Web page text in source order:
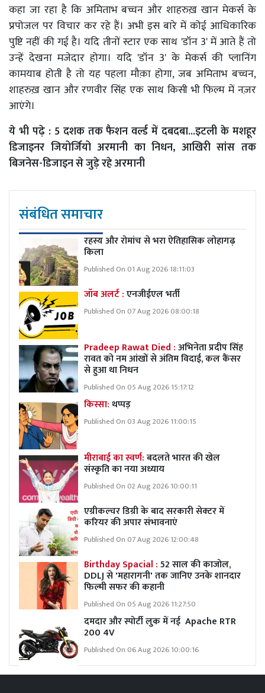
कहा जा रहा है कि अमिताभ बच्चन और शाहरुख़ खान मेकर्स के
प्रपोजल पर विचार कर रहे हैं। अभी इस बारे में कोई आधिकारिक
पुष्टि नहीं की गई है। यदि तीनों स्टार एक साथ 'डॉन 3' में आते हैं तो
उन्हें देखना मजेदार होगा। यदि 'डॉन 3' के मेकर्स की प्लानिंग
कामयाब होती है तो यह पहला मौक़ा होगा, जब अमिताभ बच्चन,
शाहरुख़ खान और रणवीर सिंह एक साथ किसी भी फिल्म में नज़र
आएंगे।
ये भी पढ़े : 5 दशक तक फैशन वर्ल्ड में दबदबा...इटली के मशहूर
डिजाइनर जियोर्जियो अरमानी का निधन, आखिरी सांस तक
बिजनेस-डिजाइन से जुड़े रहे अरमानी
संबंधित समाचार
रहस्य और रोमांच से भरा ऐतिहासिक लोहागढ़
किला
Published On 01 Aug 2026 18:11:03
जॉब अलर्ट :एनजीईएल भर्ती
Published On 07 Aug 2026 08:00:18
Pradeep Rawat Died :अभिनेता प्रदीप सिंह
रावत को नम आंखों से अंतिम विदाई, कल कैंसर
से हुआ था निधन
Published On 05 Aug 2026 15:17:12
किस्सा:थप्पड़
Published On 03 Aug 2026 11:00:15
मीराबाई का स्वर्ण:बदलते भारत की खेल
संस्कृति का नया अध्याय
Published On 02 Aug 2026 10:00:11
एग्रीकल्चर डिग्री के बाद सरकारी सेक्टर में
करियर की अपार संभावनाएं
Published On 07 Aug 2026 12:00:48
Birthday Spacial :52 साल की काजोल,
DDLJ से 'महारागनी' तक जानिए उनके शानदार
फिल्मी सफर की कहानी
Published On 05 Aug 2026 11:27:50
दमदार और स्पोर्टी लुक में नई Apache RTR
200 4V
Published On 06 Aug 2026 10:00:16